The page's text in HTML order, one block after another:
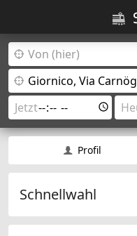
Profil
Schnellwahl